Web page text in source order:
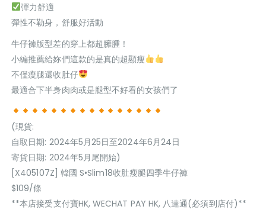
彈力舒適
彈性不勒身，舒服好活動
牛仔褲版型差的穿上都超臃腫！
小編推薦給妳們這款的是真的超顯瘦
不僅瘦腿還收肚仔
最適合下半身肉肉或是腿型不好看的女孩們了
(現貨:
自取日期: 2024年5月25日至2024年6月24日
寄貨日期: 2024年5月尾開始)
[X405107Z] 韓國 S•Slim18收肚瘦腿四季牛仔褲
$109/條
**本店接受支付寶HK, WECHAT PAY HK, 八達通(必須到店付)**